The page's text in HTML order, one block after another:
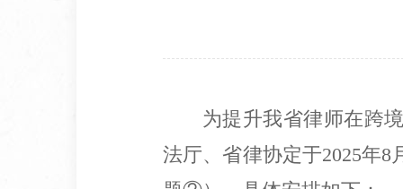
为提升我省律师在跨
法厅、省律协定于2025年